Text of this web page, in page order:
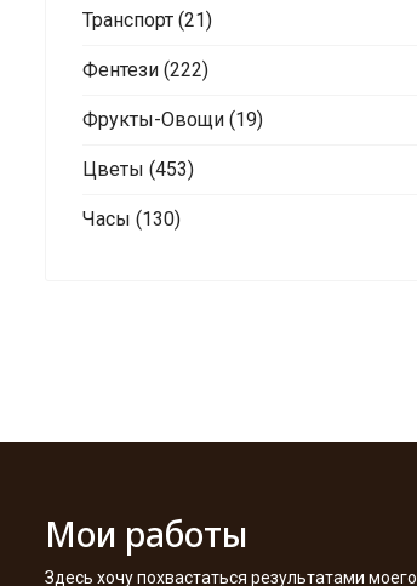
Транспорт (21)
Фентези (222)
Фрукты-Овощи (19)
Цветы (453)
Часы (130)
Мои работы
Здесь хочу похвастаться результатами моего